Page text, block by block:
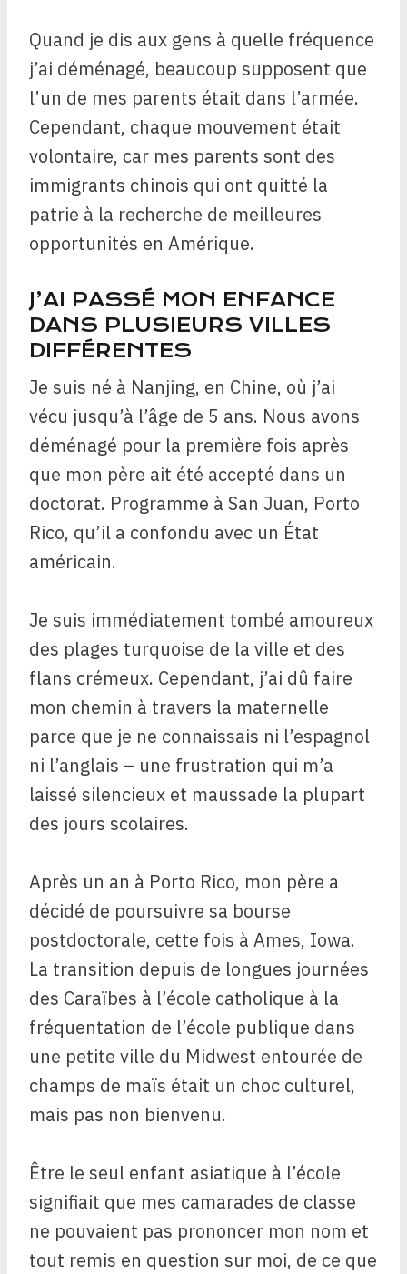
Quand je dis aux gens à quelle fréquence
j’ai déménagé, beaucoup supposent que
l’un de mes parents était dans l’armée.
Cependant, chaque mouvement était
volontaire, car mes parents sont des
immigrants chinois qui ont quitté la
patrie à la recherche de meilleures
opportunités en Amérique.
J’AI PASSÉ MON ENFANCE
DANS PLUSIEURS VILLES
DIFFÉRENTES
Je suis né à Nanjing, en Chine, où j’ai
vécu jusqu’à l’âge de 5 ans. Nous avons
déménagé pour la première fois après
que mon père ait été accepté dans un
doctorat. Programme à San Juan, Porto
Rico, qu’il a confondu avec un État
américain.
Je suis immédiatement tombé amoureux
des plages turquoise de la ville et des
flans crémeux. Cependant, j’ai dû faire
mon chemin à travers la maternelle
parce que je ne connaissais ni l’espagnol
ni l’anglais – une frustration qui m’a
laissé silencieux et maussade la plupart
des jours scolaires.
Après un an à Porto Rico, mon père a
décidé de poursuivre sa bourse
postdoctorale, cette fois à Ames, Iowa.
La transition depuis de longues journées
des Caraïbes à l’école catholique à la
fréquentation de l’école publique dans
une petite ville du Midwest entourée de
champs de maïs était un choc culturel,
mais pas non bienvenu.
Être le seul enfant asiatique à l’école
signifiait que mes camarades de classe
ne pouvaient pas prononcer mon nom et
tout remis en question sur moi, de ce que